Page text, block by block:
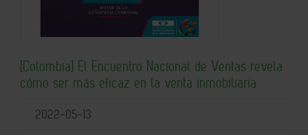
[Colombia] El Encuentro Nacional de Ventas revela
cómo ser más eficaz en la venta inmobiliaria
2022-05-13